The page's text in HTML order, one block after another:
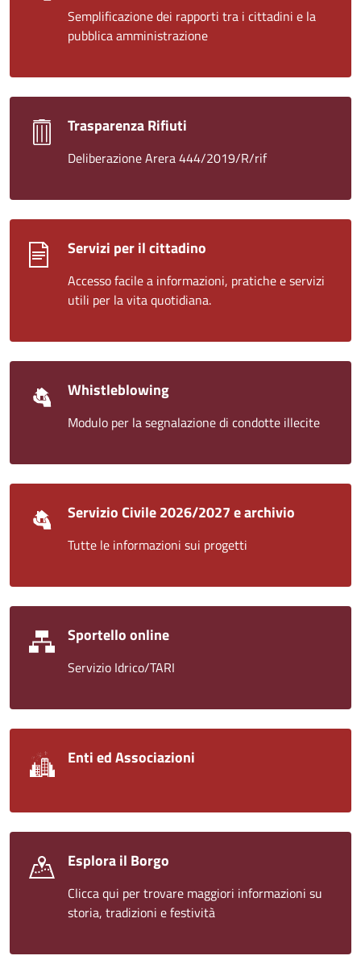
Semplificazione dei rapporti tra i cittadini e la
pubblica amministrazione
Trasparenza Rifiuti
Deliberazione Arera 444/2019/R/rif
Servizi per il cittadino
Accesso facile a informazioni, pratiche e servizi
utili per la vita quotidiana.
Whistleblowing
Modulo per la segnalazione di condotte illecite
Servizio Civile 2026/2027 e archivio
Tutte le informazioni sui progetti
Sportello online
Servizio Idrico/TARI
Enti ed Associazioni
Esplora il Borgo
Clicca qui per trovare maggiori informazioni su
storia, tradizioni e festività